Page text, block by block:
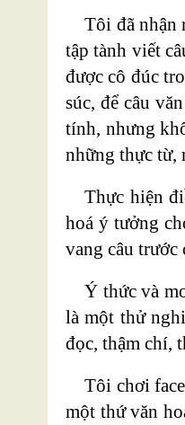
Tôi đã nhận
tập tành viết
được cô đúc
súc, để câu
tính, nhưng
những thực từ,
Thực hiện
hoá ý tưởng
vang câu trước
Ý thức và
là một thử
đọc, thậm chí,
Tôi chơi
một thứ văn